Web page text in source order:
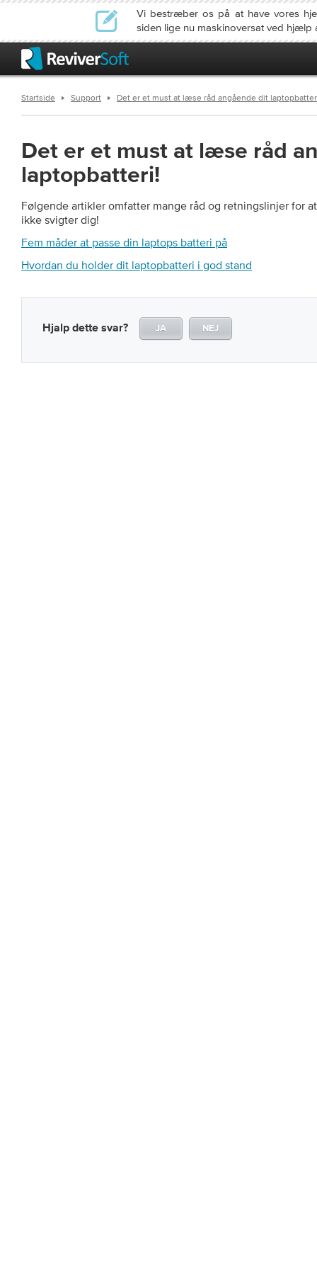
Vi bestræber os på at have vores
siden lige nu maskinoversat ved hjælp
Startside Support Det er et must at læse råd angående dit
Det er et must at læse råd
laptopbatteri!
Følgende artikler omfatter mange råd og retningslinjer for
ikke svigter dig!
Fem måder at passe din laptops batteri på
Hvordan du holder dit laptopbatteri i god stand
Hjalp dette svar? JA NEJ